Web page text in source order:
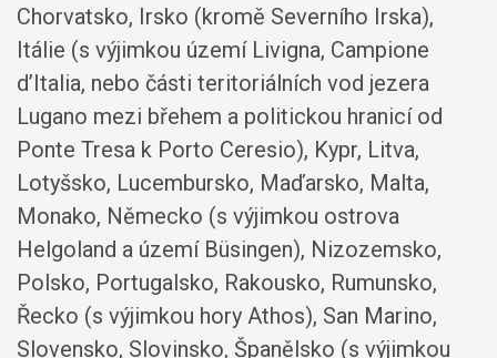
Chorvatsko, Irsko (kromě Severního Irska),
Itálie (s výjimkou území Livigna, Campione
d’Italia, nebo části teritoriálních vod jezera
Lugano mezi břehem a politickou hranicí od
Ponte Tresa k Porto Ceresio), Kypr, Litva,
Lotyšsko, Lucembursko, Maďarsko, Malta,
Monako, Německo (s výjimkou ostrova
Helgoland a území Büsingen), Nizozemsko,
Polsko, Portugalsko, Rakousko, Rumunsko,
Řecko (s výjimkou hory Athos), San Marino,
Slovensko, Slovinsko, Španělsko (s výjimkou